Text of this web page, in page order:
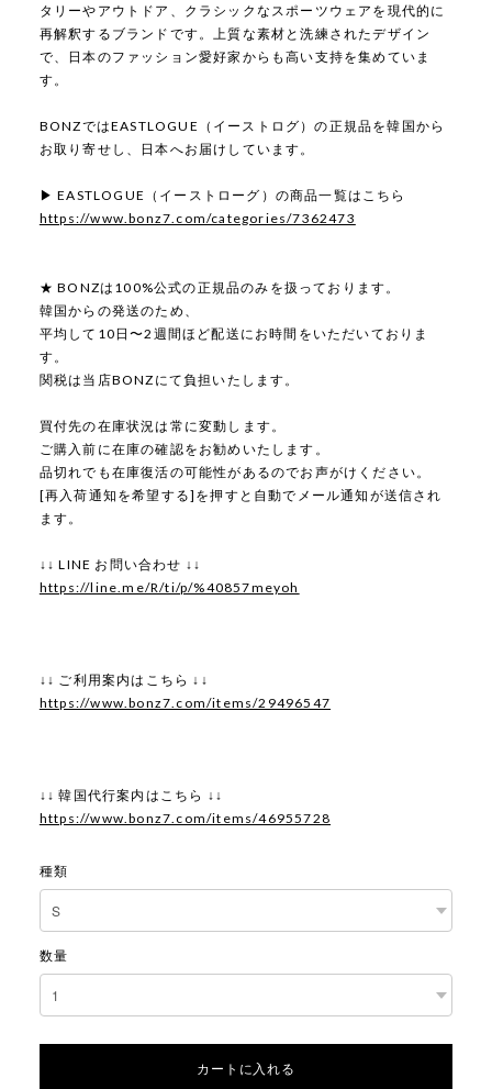
タリーやアウトドア、クラシックなスポーツウェアを現代的に
再解釈するブランドです。上質な素材と洗練されたデザイン
で、日本のファッション愛好家からも高い支持を集めていま
す。
BONZではEASTLOGUE（イーストログ）の正規品を韓国から
お取り寄せし、日本へお届けしています。
▶ EASTLOGUE（イーストローグ）の商品一覧はこちら
https://www.bonz7.com/categories/7362473
★ BONZは100%公式の正規品のみを扱っております。
韓国からの発送のため、
平均して10日〜2週間ほど配送にお時間をいただいておりま
す。
関税は当店BONZにて負担いたします。
買付先の在庫状況は常に変動します。
ご購入前に在庫の確認をお勧めいたします。
品切れでも在庫復活の可能性があるのでお声がけください。
[再入荷通知を希望する]を押すと自動でメール通知が送信され
ます。
↓↓ LINE お問い合わせ ↓↓
https://line.me/R/ti/p/%40857meyoh
↓↓ ご利用案内はこちら ↓↓
https://www.bonz7.com/items/29496547
↓↓ 韓国代行案内はこちら ↓↓
https://www.bonz7.com/items/46955728
種類
数量
カートに入れる